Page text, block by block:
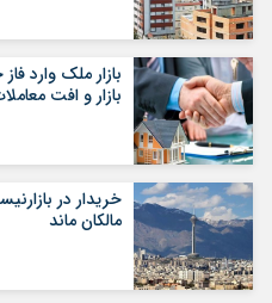
بازار ملک وارد
بازار و افت
خریدار در
مالکان ماند